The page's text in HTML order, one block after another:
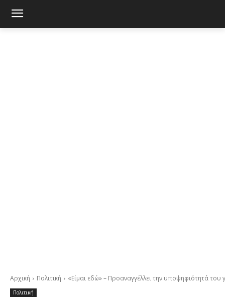
Αρχική Πολιτική «Είμαι εδώ» – Προαναγγέλλει την υποψηφιότητά του
Πολιτική